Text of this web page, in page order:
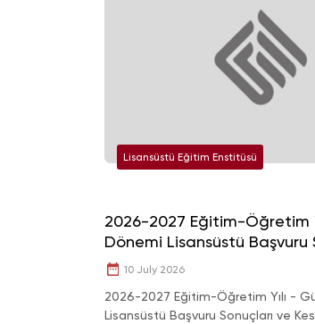
Lisansüstü Eğitim Enstitüsü
2026-2027 Eğitim-Öğretim
Dönemi Lisansüstü Başvuru
Kesin Kayıtlar Hak.
10 July 2026
2026-2027 Eğitim-Öğretim Yılı -
Lisansüstü Başvuru Sonuçları ve